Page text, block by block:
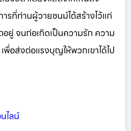
รที่ท่านผู้วายชนม์ได้สร้างไว้แก่
ยู่ จนก่อเกิดเป็นความรัก ความ
อส่งต่อแรงบุญให้พวกเขาได้ไป
ไลน์